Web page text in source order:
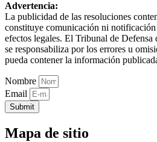
Advertencia:
La publicidad de las resoluciones
constituye comunicación ni notificación
efectos legales. El Tribunal de
se responsabiliza por los errores u
pueda contener la información
Nombre
Email
Submit
Mapa de sitio